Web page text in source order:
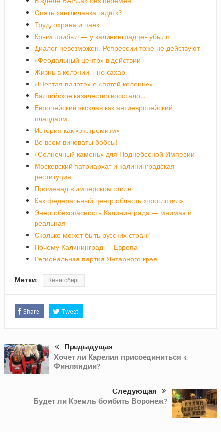
Опять «англичанка гадит»?
Труд, охрана и паёк
Крым прибыл — у калининградцев убыло
Диалог невозможен. Репрессии тоже не действуют
«Феодальный центр» в действии
Жизнь в колонии – не сахар
«Шестая палата» о «пятой колонне»
Балтийское казачество восстало…
Европейский эксклав как антиевропейский
плацдарм
История как «экстремизм»
Во всем виноваты бобры!
«Солнечный камень» для Поднебесной Империи
Московский патриархат и калининградская
реституция
Променад в имперском стиле
Как федеральный центр область «проглотил»
Энергобезопасность Калининграда — мнимая и
реальная
Сколько может быть русских стран?
Почему Калининград — Европа
Региональная партия Янтарного края
Метки: Кёнигсберг
Share Tweet
Предыдущая
Хочет ли Карелия присоединиться к
Финляндии?
Следующая
Будет ли Кремль бомбить Воронеж?